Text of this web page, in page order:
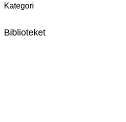
Kategori
Biblioteket